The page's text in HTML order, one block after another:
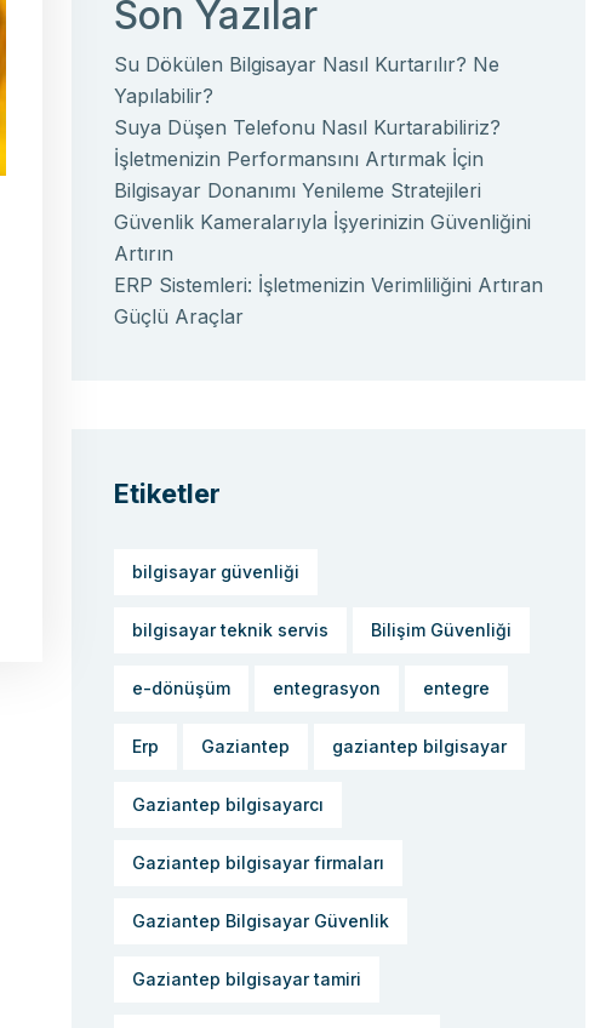
Son Yazılar
Su Dökülen Bilgisayar Nasıl Kurtarılır? Ne
Yapılabilir?
Suya Düşen Telefonu Nasıl Kurtarabiliriz?
İşletmenizin Performansını Artırmak İçin
Bilgisayar Donanımı Yenileme Stratejileri
Güvenlik Kameralarıyla İşyerinizin Güvenliğini
Artırın
ERP Sistemleri: İşletmenizin Verimliliğini Artıran
Güçlü Araçlar
Etiketler
bilgisayar güvenliği
bilgisayar teknik servis Bilişim Güvenliği
e-dönüşüm entegrasyon entegre
Erp Gaziantep gaziantep bilgisayar
Gaziantep bilgisayarcı
Gaziantep bilgisayar firmaları
Gaziantep Bilgisayar Güvenlik
Gaziantep bilgisayar tamiri